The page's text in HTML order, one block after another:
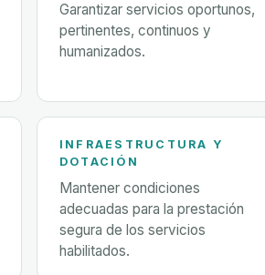
Garantizar servicios oportunos,
pertinentes, continuos y
humanizados.
INFRAESTRUCTURA Y
DOTACIÓN
Mantener condiciones
adecuadas para la prestación
segura de los servicios
habilitados.